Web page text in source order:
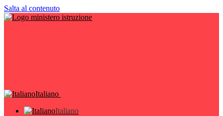
Salta al contenuto
Italiano
Italiano